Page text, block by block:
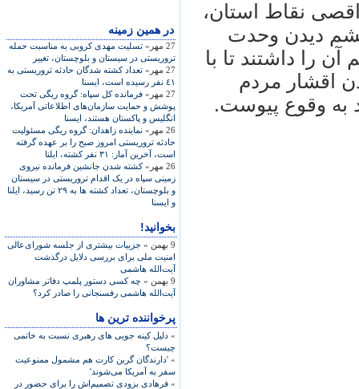
در همين زمينه
27 مهر»
تسليت مهدی کروبی به مناسبت حمله
تروريستی در سيستان و بلوچستان، تغيير
27 مهر»
تعداد کشته شدگان حادثه تروريستی به
‌٤١ نفر رسيده است، ايسنا
27 مهر»
فرمانده کل سپاه: گروه ريگی تحت
پوشش و حمايت سازمان‌های اطلاعاتی آمريکا،
انگليس و پاکستان هستند، ايسنا
26 مهر»
نماينده زاهدان: گروه ريگی مسئوليت
حادثه تروريستی امروز صبح را بر عهده گرفته
است، آخرين آمار: ۳۱ نفر کشته، ايلنا
26 مهر»
کشته شدن جانشين فرمانده نيروی
زمينی سپاه در يک اقدام تروريستی در سيستان
و بلوچستان، تعداد کشته ها به ۲۹ تن رسيد، ايلنا
و ايسنا
بخوانید!
9 بهمن »
جزییات بیشتری از جلسه شورای‌عالی
امنیت ملی برای بررسی دلایل درگذشت
آیت‌الله هاشمی
9 بهمن »
چه کسی دستور پلمپ دفاتر مشاوران
آیت‌الله هاشمی رفسنجانی را صادر کرد؟
پرخواننده ترین ها
» دلیل کینه جویی های رهبری نسبت به خاتمی
چیست؟
» 'دارندگان گرین کارت هم مشمول ممنوعیت
سفر به آمریکا می‌شوند'
» فرهادی بزودی تصمیم‌اش را برای حضور در
نقاط استان،
ديدن وحدت
را داشتند تا با
اقشار مردم
به وقوع پيوست.